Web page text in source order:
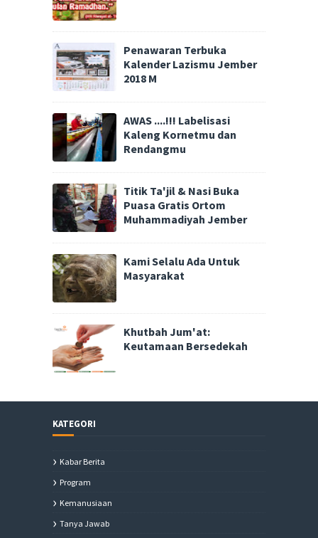
Penawaran Terbuka
Kalender Lazismu Jember
2018 M
AWAS ....!!! Labelisasi
Kaleng Kornetmu dan
Rendangmu
Titik Ta'jil & Nasi Buka
Puasa Gratis Ortom
Muhammadiyah Jember
Kami Selalu Ada Untuk
Masyarakat
Khutbah Jum'at:
Keutamaan Bersedekah
KATEGORI
Kabar Berita
Program
Kemanusiaan
Tanya Jawab